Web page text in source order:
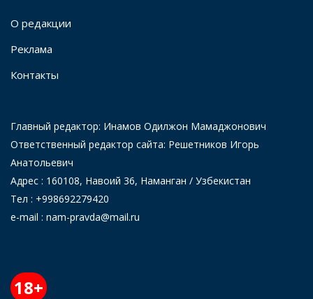
О редакции
Реклама
Контакты
Главный редактор: Инамов Одилжон Мамаджонович
Ответственный редактор сайта: Решетников Игорь
Анатольевич
Адрес : 160108, Навоий 36, Наманган / Узбекистан
Тел : +998692279420
e-mail : nam-pravda@mail.ru
18+